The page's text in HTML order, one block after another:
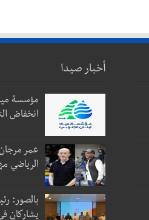
أخبار صيدا
مؤسسة
انخفاض
عمر
الرياضي
بالصور:
يشاركان